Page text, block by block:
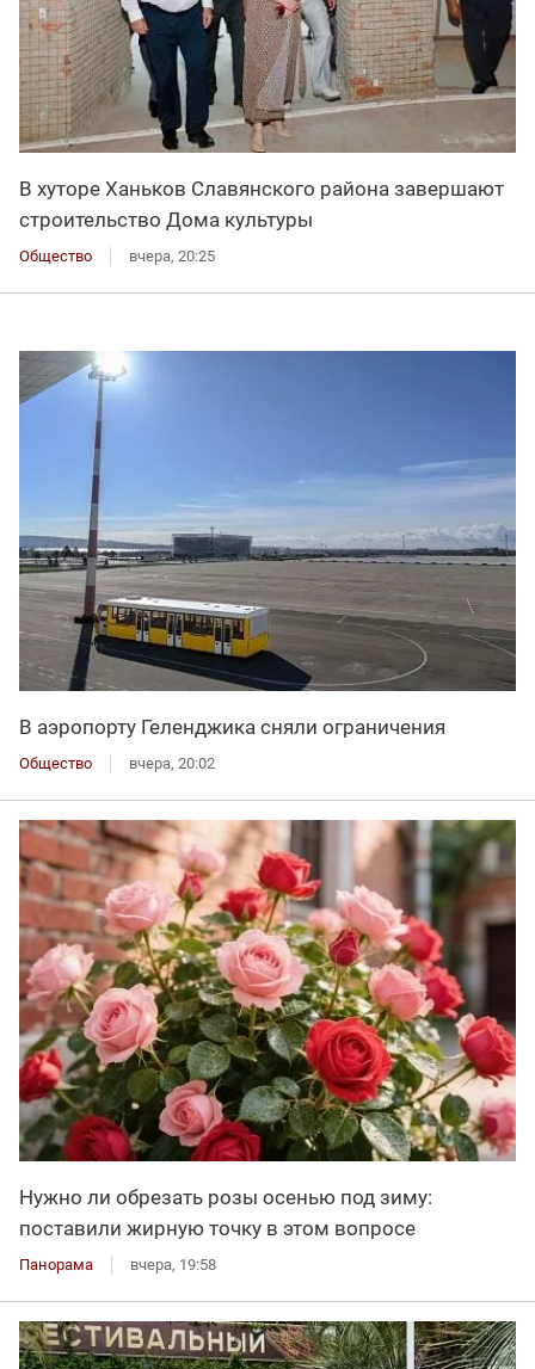
В хуторе Ханьков Славянского района завершают
строительство Дома культуры
Общество вчера, 20:25
В аэропорту Геленджика сняли ограничения
Общество вчера, 20:02
Нужно ли обрезать розы осенью под зиму:
поставили жирную точку в этом вопросе
Панорама вчера, 19:58